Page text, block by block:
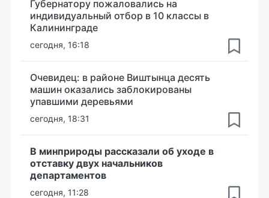
Губернатору пожаловались на
индивидуальный отбор в 10 классы в
Калининграде
сегодня, 16:18
Очевидец: в районе Виштынца десять
машин оказались заблокированы
упавшими деревьями
сегодня, 18:31
В минприроды рассказали об уходе в
отставку двух начальников
департаментов
сегодня, 11:28